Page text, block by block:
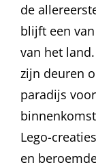
de
blijft een
van het
zijn deuren
paradijs
Lego-
en